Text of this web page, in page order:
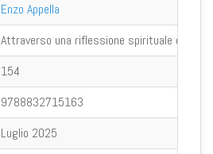
Enzo Appella
Attraverso una riflessione spirituale e
154
9788832715163
Luglio 2025